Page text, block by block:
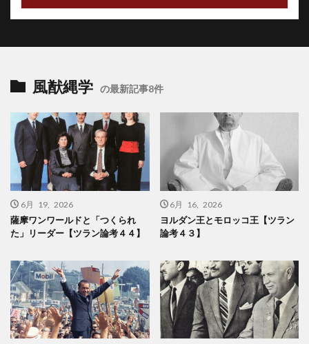
風猷縄学 の最新記事8件
6月 19, 2026
薩摩ワンワールドと「つくられ
た」リーダー【ツラン論考４４】
6月 16, 2026
ヨルダン王とモロッコ王【ツラン
論考４３】